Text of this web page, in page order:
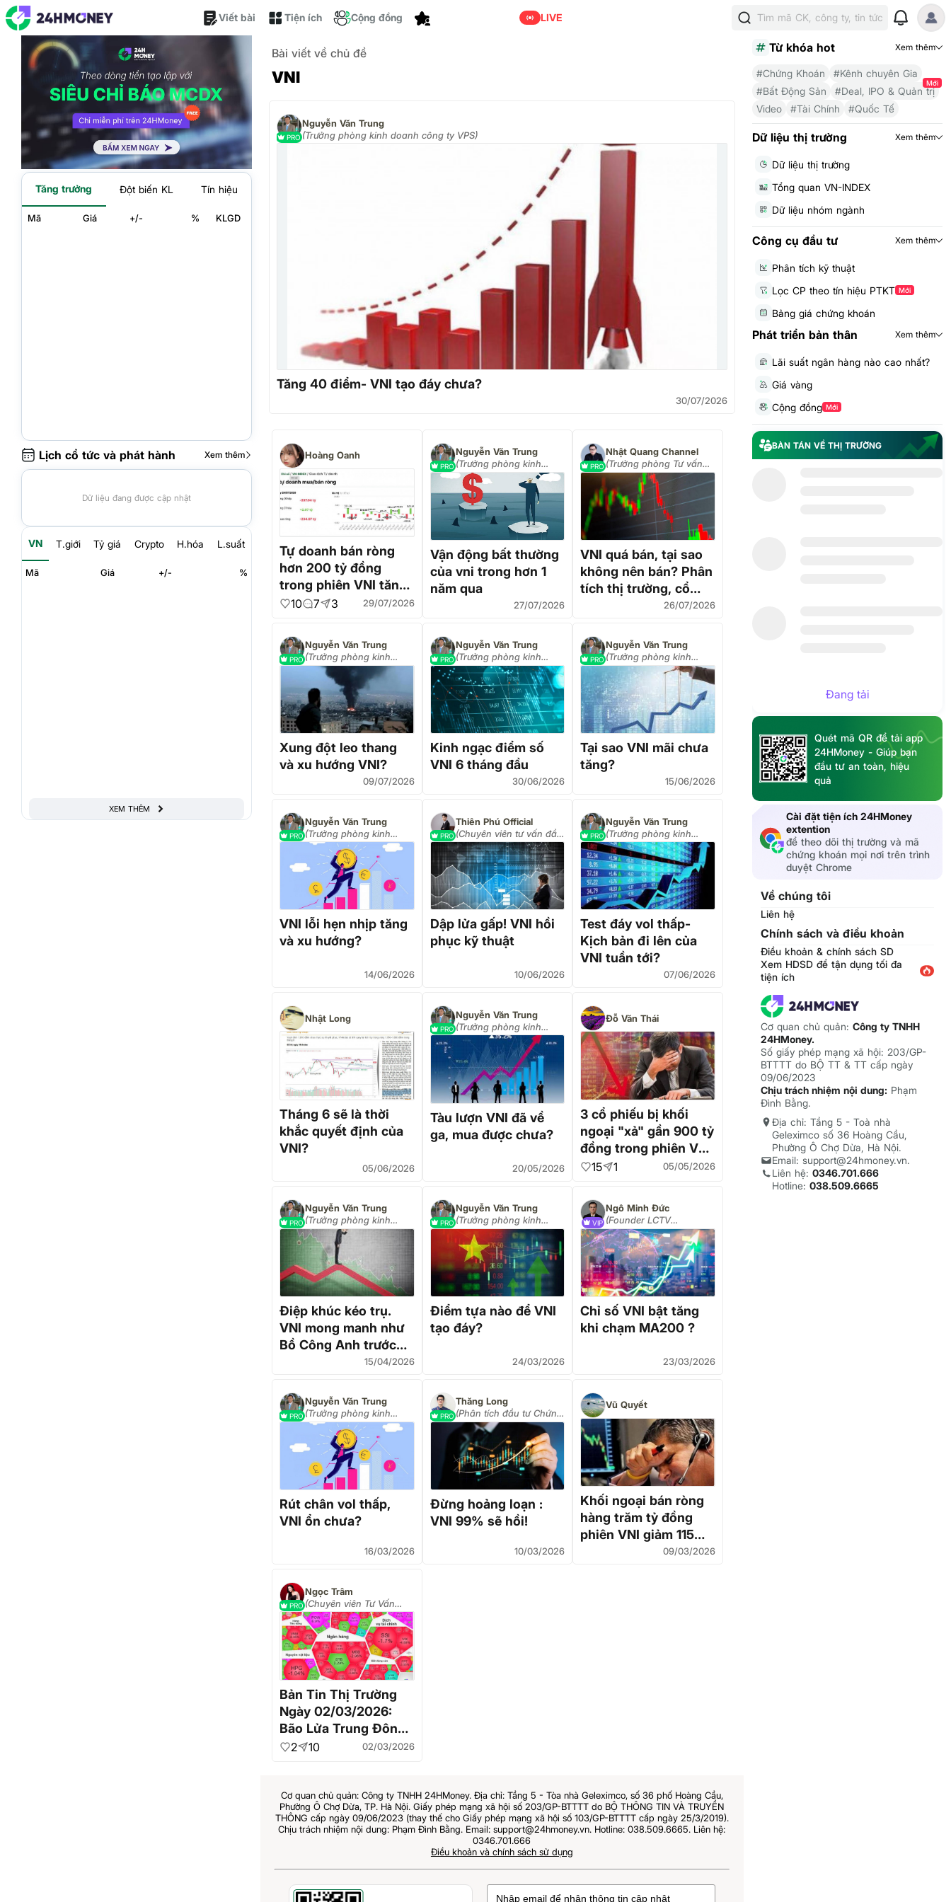
Viết bài Tiện ích Cộng đồng LIVE Tìm mã CK, công ty, tin tức
Tăng trưởng Đột biến KL Tín hiệu
Mã Giá +/- % KLGD
Lịch cổ tức và phát hành Xem thêm
Dữ liệu đang được cập nhật
VN T.giới Tỷ giá Crypto H.hóa L.suất
Mã Giá +/- %
XEM THÊM
Bài viết về chủ đề
VNI
PRO
Nguyễn Văn Trung
(Trưởng phòng kinh doanh công ty VPS)
Tăng 40 điểm- VNI tạo đáy chưa?
30/07/2026
Hoàng Oanh
Tự doanh bán ròng
hơn 200 tỷ đồng
trong phiên VNI tăng
24 điểm
10 7 3 29/07/2026
PRO
Nguyễn Văn Trung
(Trưởng phòng kinh
doanh công ty VPS)
Vận động bất thường
của vni trong hơn 1
năm qua
27/07/2026
PRO
Nhật Quang Channel
(Trưởng phòng Tư vấn
đầu tư VPS)
VNI quá bán, tại sao
không nên bán? Phân
tích thị trường, cổ
phiếu cuối tháng 7?
26/07/2026
PRO
Nguyễn Văn Trung
(Trưởng phòng kinh
doanh công ty VPS)
Xung đột leo thang
và xu hướng VNI?
09/07/2026
PRO
Nguyễn Văn Trung
(Trưởng phòng kinh
doanh công ty VPS)
Kinh ngạc điểm số
VNI 6 tháng đầu
30/06/2026
PRO
Nguyễn Văn Trung
(Trưởng phòng kinh
doanh công ty VPS)
Tại sao VNI mãi chưa
tăng?
15/06/2026
PRO
Nguyễn Văn Trung
(Trưởng phòng kinh
doanh công ty VPS)
VNI lỗi hẹn nhịp tăng
và xu hướng?
14/06/2026
PRO
Thiên Phú Official
(Chuyên viên tư vấn đầu
tư - Quản lý đầu tư cá
nhân)
Dập lửa gấp! VNI hồi
phục kỹ thuật
10/06/2026
PRO
Nguyễn Văn Trung
(Trưởng phòng kinh
doanh công ty VPS)
Test đáy vol thấp-
Kịch bản đi lên của
VNI tuần tới?
07/06/2026
Nhật Long
Tháng 6 sẽ là thời
khắc quyết định của
VNI?
05/06/2026
PRO
Nguyễn Văn Trung
(Trưởng phòng kinh
doanh công ty VPS)
Tàu lượn VNI đã về
ga, mua được chưa?
20/05/2026
Đỗ Văn Thái
3 cổ phiếu bị khối
ngoại "xả" gần 900 tỷ
đồng trong phiên VNI
tăng gần 21 điểm
15 1 05/05/2026
PRO
Nguyễn Văn Trung
(Trưởng phòng kinh
doanh công ty VPS)
Điệp khúc kéo trụ.
VNI mong manh như
Bồ Công Anh trước
15/04/2026
PRO
Nguyễn Văn Trung
(Trưởng phòng kinh
doanh công ty VPS)
Điểm tựa nào để VNI
tạo đáy?
24/03/2026
VIP
Ngô Minh Đức
(Founder LCTV
Investment)
Chỉ số VNI bật tăng
khi chạm MA200 ?
23/03/2026
PRO
Nguyễn Văn Trung
(Trưởng phòng kinh
doanh công ty VPS)
Rút chân vol thấp,
VNI ổn chưa?
16/03/2026
PRO
Thăng Long
(Phân tích đầu tư Chứng
khoán)
Đừng hoảng loạn :
VNI 99% sẽ hồi!
10/03/2026
Vũ Quyết
Khối ngoại bán ròng
hàng trăm tỷ đồng
phiên VNI giảm 115
điểm, cổ phiếu nào bị
09/03/2026
PRO
Ngọc Trâm
(Chuyên viên Tư Vấn
Đầu Tư Chứng Khoán -
Quản lý Tài sản)
Bản Tin Thị Trường
Ngày 02/03/2026:
Bão Lửa Trung Đông
- VNI bốc hơi 34
2 10 02/03/2026
Cơ quan chủ quản: Công ty TNHH 24HMoney. Địa chỉ: Tầng 5 - Tòa nhà Geleximco, số 36 phố Hoàng Cầu,
Phường Ô Chợ Dừa, TP. Hà Nội. Giấy phép mạng xã hội số 203/GP-BTTTT do BỘ THÔNG TIN VÀ TRUYỀN
THÔNG cấp ngày 09/06/2023 (thay thế cho Giấy phép mạng xã hội số 103/GP-BTTTT cấp ngày 25/3/2019).
Chịu trách nhiệm nội dung: Phạm Đình Bằng. Email: support@24hmoney.vn. Hotline: 038.509.6665. Liên hệ:
0346.701.666
Điều khoản và chính sách sử dụng
Từ khóa hot Xem thêm
#Chứng Khoán
#Kênh chuyên Gia
#Bất Động Sản
#Deal, IPO & Quản trị
Mới
Video #Tài Chính #Quốc Tế
Dữ liệu thị trường Xem thêm
Dữ liệu thị trường
Tổng quan VN-INDEX
Dữ liệu nhóm ngành
Công cụ đầu tư Xem thêm
Phân tích kỹ thuật
Lọc CP theo tín hiệu PTKT Mới
Bảng giá chứng khoán
Phát triển bản thân Xem thêm
Lãi suất ngân hàng nào cao nhất?
Giá vàng
Cộng đồng Mới
BÀN TÁN VỀ THỊ TRƯỜNG
Đang tải
Quét mã QR để tải app
24HMoney - Giúp bạn
đầu tư an toàn, hiệu
quả
Cài đặt tiện ích 24HMoney
extention
để theo dõi thị trường và mã
chứng khoán mọi nơi trên trình
duyệt Chrome
Về chúng tôi
Liên hệ
Chính sách và điều khoản
Điều khoản & chính sách SD
Xem HDSD để tận dụng tối đa
tiện ích
Cơ quan chủ quản: Công ty TNHH
24HMoney.
Số giấy phép mạng xã hội: 203/GP-
BTTTT do BỘ TT & TT cấp ngày
09/06/2023
Chịu trách nhiệm nội dung: Phạm
Đình Bằng.
Địa chỉ: Tầng 5 - Toà nhà
Geleximco số 36 Hoàng Cầu,
Phường Ô Chợ Dừa, Hà Nội.
Email: support@24hmoney.vn.
Liên hệ: 0346.701.666
Hotline: 038.509.6665